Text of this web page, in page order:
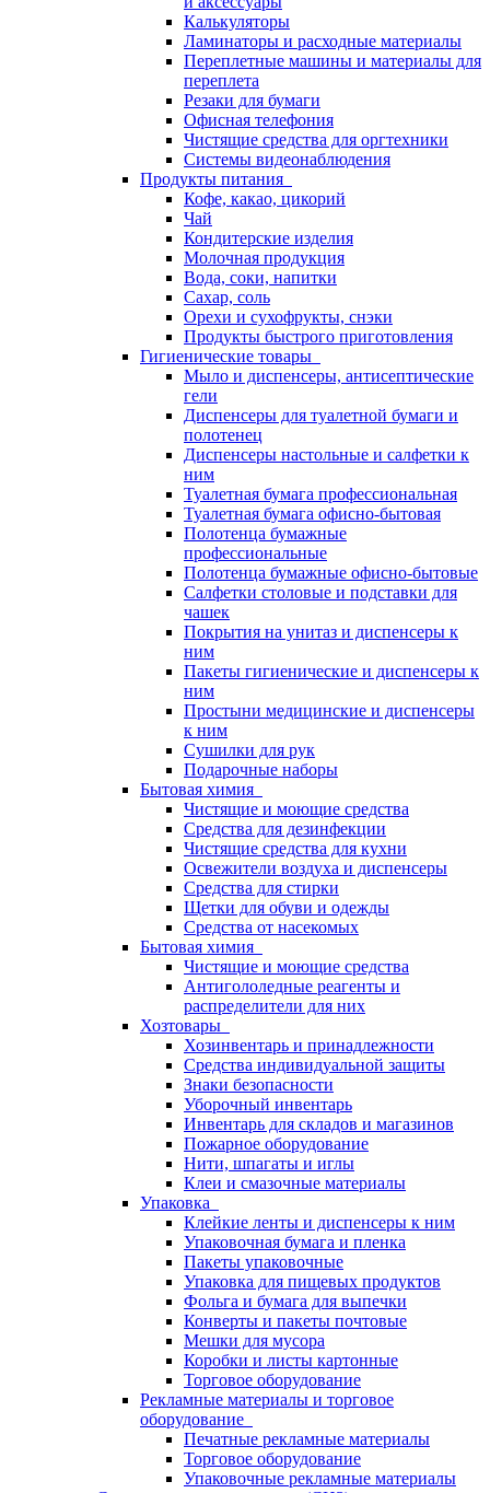
Калькуляторы
Ламинаторы и расходные материалы
Переплетные машины и материалы для
переплета
Резаки для бумаги
Офисная телефония
Чистящие средства для оргтехники
Системы видеонаблюдения
Продукты питания
Кофе, какао, цикорий
Чай
Кондитерские изделия
Молочная продукция
Вода, соки, напитки
Сахар, соль
Орехи и сухофрукты, снэки
Продукты быстрого приготовления
Гигиенические товары
Мыло и диспенсеры, антисептические
гели
Диспенсеры для туалетной бумаги и
полотенец
Диспенсеры настольные и салфетки к
ним
Туалетная бумага профессиональная
Туалетная бумага офисно-бытовая
Полотенца бумажные
профессиональные
Полотенца бумажные офисно-бытовые
Салфетки столовые и подставки для
чашек
Покрытия на унитаз и диспенсеры к
ним
Пакеты гигиенические и диспенсеры к
ним
Простыни медицинские и диспенсеры
к ним
Сушилки для рук
Подарочные наборы
Бытовая химия
Чистящие и моющие средства
Средства для дезинфекции
Чистящие средства для кухни
Освежители воздуха и диспенсеры
Средства для стирки
Щетки для обуви и одежды
Средства от насекомых
Бытовая химия
Чистящие и моющие средства
Антигололедные реагенты и
распределители для них
Хозтовары
Хозинвентарь и принадлежности
Средства индивидуальной защиты
Знаки безопасности
Уборочный инвентарь
Инвентарь для складов и магазинов
Пожарное оборудование
Нити, шпагаты и иглы
Клеи и смазочные материалы
Упаковка
Клейкие ленты и диспенсеры к ним
Упаковочная бумага и пленка
Пакеты упаковочные
Упаковка для пищевых продуктов
Фольга и бумага для выпечки
Конверты и пакеты почтовые
Мешки для мусора
Коробки и листы картонные
Торговое оборудование
Рекламные материалы и торговое
оборудование
Печатные рекламные материалы
Торговое оборудование
Упаковочные рекламные материалы